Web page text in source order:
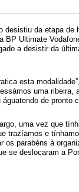
desistiu da etapa
BP Ultimate
a desistir da
esta
uma
de pronto
uma vez que
trazíamos e
parabéns à
se deslocaram a